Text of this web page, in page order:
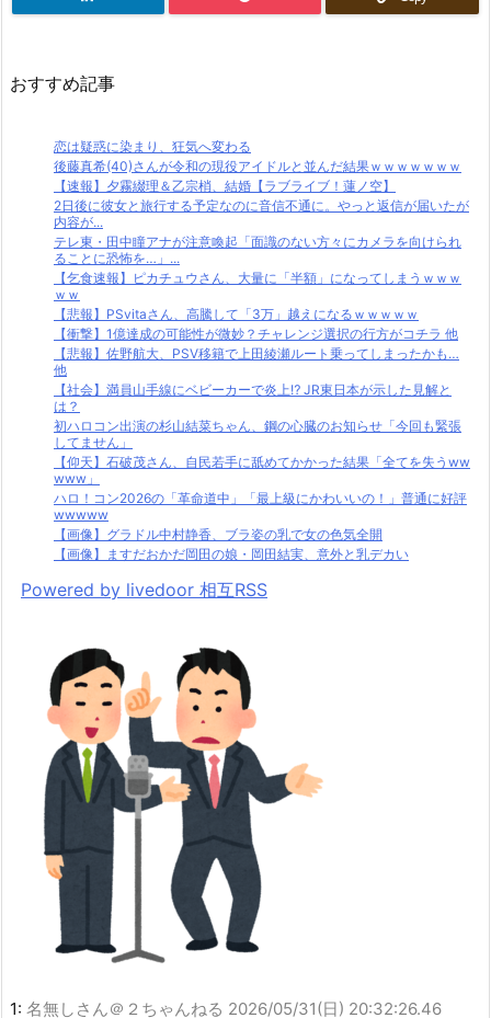
おすすめ記事
恋は疑惑に染まり、狂気へ変わる
後藤真希(40)さんが令和の現役アイドルと並んだ結果ｗｗｗｗｗｗｗ
【速報】夕霧綴理＆乙宗梢、結婚【ラブライブ！蓮ノ空】
2日後に彼女と旅行する予定なのに音信不通に。やっと返信が届いたが
内容が...
テレ東・田中瞳アナが注意喚起「面識のない方々にカメラを向けられ
ることに恐怖を…」...
【乞食速報】ピカチュウさん、大量に「半額」になってしまうｗｗｗ
ｗｗ
【悲報】PSvitaさん、高騰して「3万」越えになるｗｗｗｗｗ
【衝撃】1億達成の可能性が微妙？チャレンジ選択の行方がコチラ 他
【悲報】佐野航大、PSV移籍で上田綾瀬ルート乗ってしまったかも…
他
【社会】満員山手線にベビーカーで炎上⁉ JR東日本が示した見解と
は？
初ハロコン出演の杉山結菜ちゃん、鋼の心臓のお知らせ「今回も緊張
してません」
【仰天】石破茂さん、自民若手に舐めてかかった結果「全てを失うww
www」
ハロ！コン2026の「革命道中」「最上級にかわいいの！」普通に好評
wwwww
【画像】グラドル中村静香、ブラ姿の乳で女の色気全開
【画像】ますだおかだ岡田の娘・岡田結実、意外と乳デカい
Powered by livedoor 相互RSS
1: 名無しさん＠２ちゃんねる 2026/05/31(日) 20:32:26.46